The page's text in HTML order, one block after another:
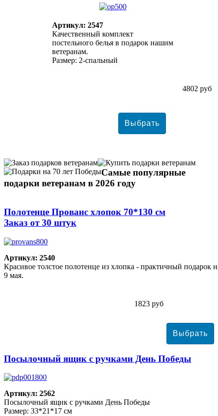
Артикул: 2547
Качественный комплект
постельного белья в подарок нашим
ветеранам.
Размер: 2-спальный
4802 руб
Самые популярные
подарки ветеранам в 2026 году
Полотенце Прованс хлопок 70*130 см
Заказ от 30 штук
Артикул: 2540
Красивое толстое полотенце из хлопка - практичный подарок
9 мая.
1823 руб
Посылочный ящик с ручками День Победы
Артикул: 2562
Посылочный ящик с ручками День Победы
Размер: 33*21*17 см